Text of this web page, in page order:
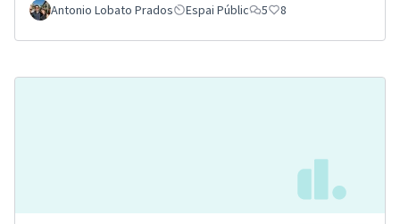
Antonio Lobato Prados Espai Públic 5 8